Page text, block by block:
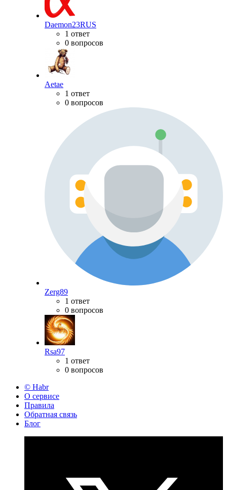
Daemon23RUS
1 ответ
0 вопросов
Aetae
1 ответ
0 вопросов
Zerg89
1 ответ
0 вопросов
Rsa97
1 ответ
0 вопросов
© Habr
О сервисе
Правила
Обратная связь
Блог